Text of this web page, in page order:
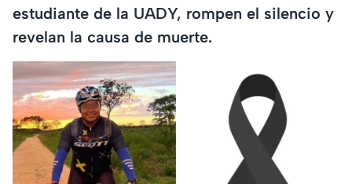
estudiante de la UADY, rompen el silencio y
revelan la causa de muerte.